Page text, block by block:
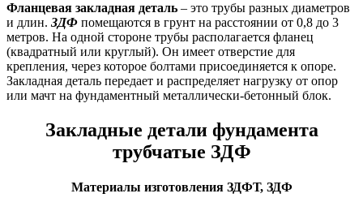
Фланцевая закладная деталь – это трубы разных диаметров
и длин. ЗДФ помещаются в грунт на расстоянии от 0,8 до 3
метров. На одной стороне трубы располагается фланец
(квадратный или круглый). Он имеет отверстие для
крепления, через которое болтами присоединяется к опоре.
Закладная деталь передает и распределяет нагрузку от опор
или мачт на фундаментный металлически-бетонный блок.
Закладные детали фундамента
трубчатые ЗДФ
Материалы изготовления ЗДФТ, ЗДФ